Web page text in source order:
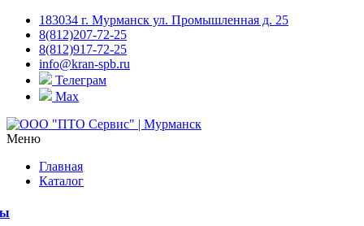
183034 г. Мурманск ул. Промышленная д. 25
8(812)207-72-25
8(812)917-72-25
info@kran-spb.ru
Телеграм
Max
Меню
Главная
Каталог